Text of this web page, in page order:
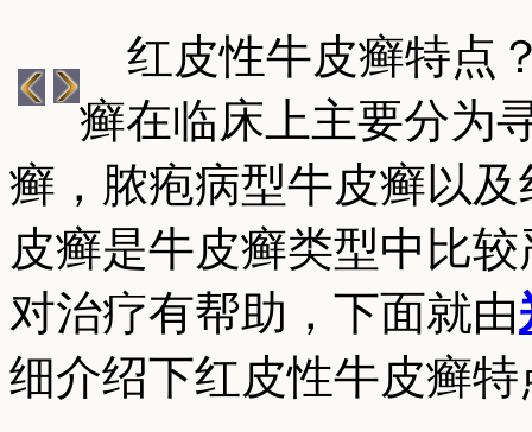
红皮性牛皮癣特点
癣在临床上主要分为
癣，脓疱病型牛皮癣以
皮癣是牛皮癣类型中比
对治疗有帮助，下面就由
细介绍下红皮性牛皮癣特